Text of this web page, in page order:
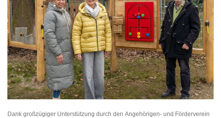
Dank großzügiger Unterstützung durch den Angehörigen- und Förderverein